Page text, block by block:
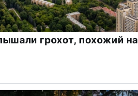
грохот, похожий на